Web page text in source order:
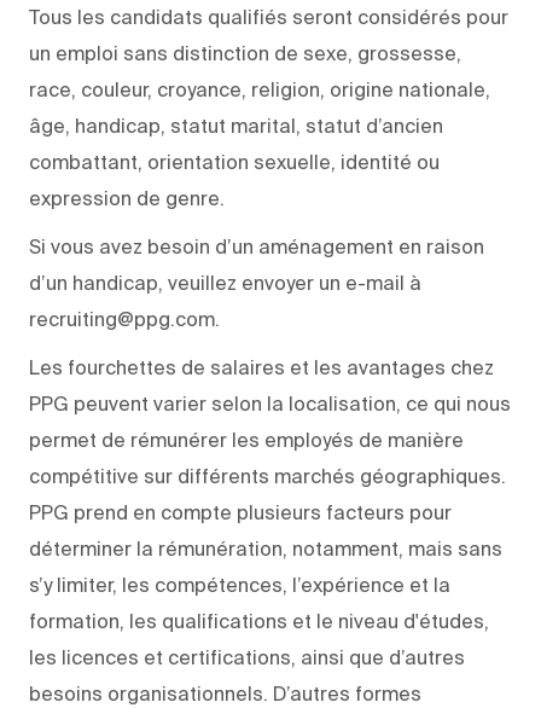
Tous les candidats qualifiés seront considérés pour
un emploi sans distinction de sexe, grossesse,
race, couleur, croyance, religion, origine nationale,
âge, handicap, statut marital, statut d’ancien
combattant, orientation sexuelle, identité ou
expression de genre.
Si vous avez besoin d’un aménagement en raison
d’un handicap, veuillez envoyer un e-mail à
recruiting@ppg.com.
Les fourchettes de salaires et les avantages chez
PPG peuvent varier selon la localisation, ce qui nous
permet de rémunérer les employés de manière
compétitive sur différents marchés géographiques.
PPG prend en compte plusieurs facteurs pour
déterminer la rémunération, notamment, mais sans
s’y limiter, les compétences, l’expérience et la
formation, les qualifications et le niveau d'études,
les licences et certifications, ainsi que d’autres
besoins organisationnels. D’autres formes